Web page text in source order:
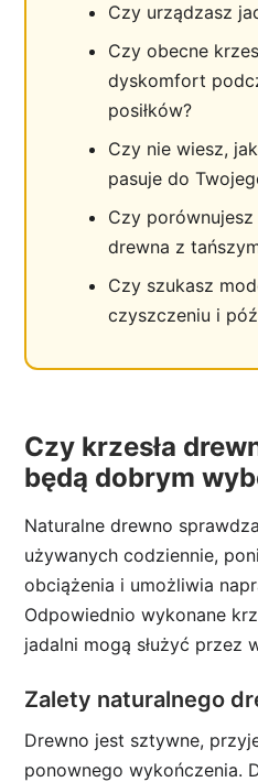
Czy urządzasz
Czy obecne
dyskomfort
posiłków?
Czy nie wiesz,
pasuje do
Czy porównujesz
drewna z
Czy szukasz
czyszczeniu i
Czy krzesła
będą dobrym
Naturalne drewno
używanych codziennie,
obciążenia i umożliwia
Odpowiednio wykonane
jadalni mogą służyć przez
Zalety naturalnego
Drewno jest sztywne,
ponownego wykończenia.